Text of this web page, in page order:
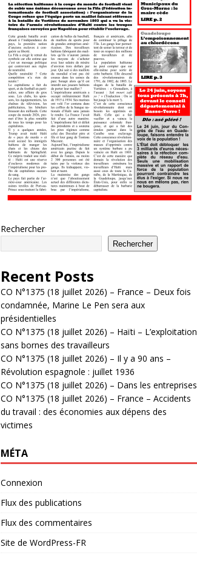
Rechercher
Rechercher
Recent Posts
CO N°1375 (18 juillet 2026) – France – Deux fois
condamnée, Marine Le Pen sera aux
présidentielles
CO N°1375 (18 juillet 2026) – Haïti – L’exploitation
sans bornes des travailleurs
CO N°1375 (18 juillet 2026) – Il y a 90 ans –
Révolution espagnole : juillet 1936
CO N°1375 (18 juillet 2026) – Dans les entreprises
CO N°1375 (18 juillet 2026) – France – Accidents
du travail : des économies aux dépens des
victimes
MÉTA
Connexion
Flux des publications
Flux des commentaires
Site de WordPress-FR